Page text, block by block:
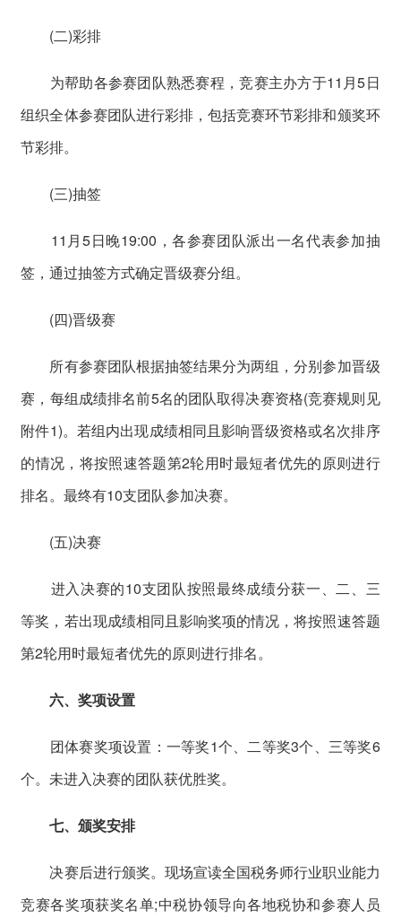
(二)彩排
为帮助各参赛团队熟悉赛程，竞赛主办方于11月5日
组织全体参赛团队进行彩排，包括竞赛环节彩排和颁奖环
节彩排。
(三)抽签
11月5日晚19:00，各参赛团队派出一名代表参加抽
签，通过抽签方式确定晋级赛分组。
(四)晋级赛
所有参赛团队根据抽签结果分为两组，分别参加晋级
赛，每组成绩排名前5名的团队取得决赛资格(竞赛规则见
附件1)。若组内出现成绩相同且影响晋级资格或名次排序
的情况，将按照速答题第2轮用时最短者优先的原则进行
排名。最终有10支团队参加决赛。
(五)决赛
进入决赛的10支团队按照最终成绩分获一、二、三
等奖，若出现成绩相同且影响奖项的情况，将按照速答题
第2轮用时最短者优先的原则进行排名。
六、奖项设置
团体赛奖项设置：一等奖1个、二等奖3个、三等奖6
个。未进入决赛的团队获优胜奖。
七、颁奖安排
决赛后进行颁奖。现场宣读全国税务师行业职业能力
竞赛各奖项获奖名单;中税协领导向各地税协和参赛人员